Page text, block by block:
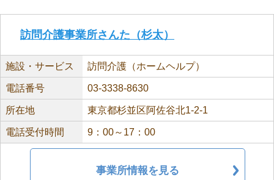
訪問介護事業所さんた（杉太）
施設・サービス 訪問介護（ホームヘルプ）
電話番号 03-3338-8630
所在地 東京都杉並区阿佐谷北1-2-1
電話受付時間 9：00～17：00
事業所情報を見る